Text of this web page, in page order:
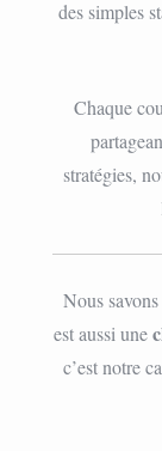
des simples
Chaque
stratégies,
Nous
est aussi une
c’est notre